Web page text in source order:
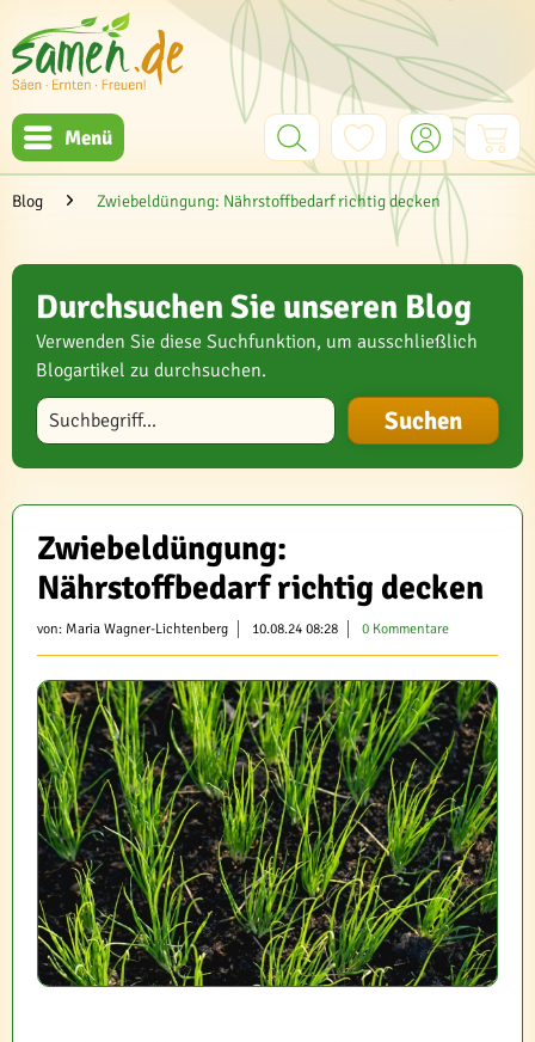
Menü
Blog Zwiebeldüngung: Nährstoffbedarf richtig decken
Durchsuchen Sie unseren Blog
Verwenden Sie diese Suchfunktion, um ausschließlich
Blogartikel zu durchsuchen.
Blog durchsuchen
Zwiebeldüngung:
Nährstoffbedarf richtig decken
von: Maria Wagner-Lichtenberg 10.08.24 08:28 0 Kommentare